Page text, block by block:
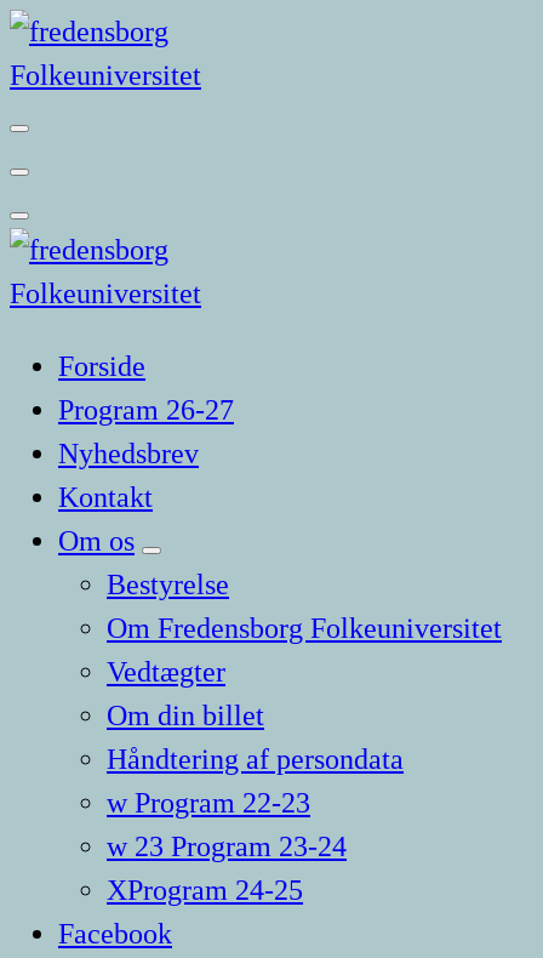
Videre
til
indhold
Forside
Program 26-27
Nyhedsbrev
Kontakt
Om os
Bestyrelse
Om Fredensborg Folkeuniversitet
Vedtægter
Om din billet
Håndtering af persondata
w Program 22-23
w 23 Program 23-24
XProgram 24-25
Facebook